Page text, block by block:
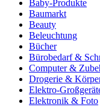
Baby-Produkte
Baumarkt
Beauty
Beleuchtung
Bücher
Bürobedarf &
Computer &
Drogerie &
Elektro-
Elektronik & Foto